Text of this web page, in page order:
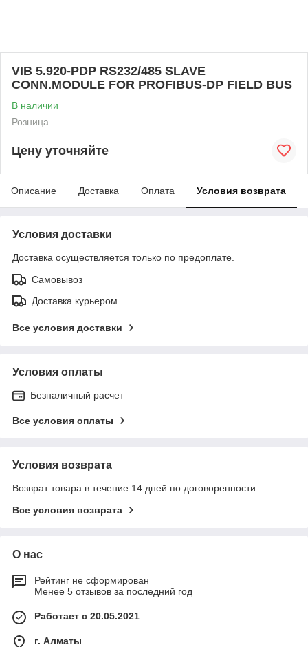
VIB 5.920-PDP RS232/485 SLAVE
CONN.MODULE FOR PROFIBUS-DP FIELD BUS
В наличии
Розница
Цену уточняйте
Описание Доставка Оплата Условия возврата
Условия доставки
Доставка осуществляется только по предоплате.
Самовывоз
Доставка курьером
Все условия доставки
Условия оплаты
Безналичный расчет
Все условия оплаты
Условия возврата
Возврат товара в течение 14 дней по договоренности
Все условия возврата
О нас
Рейтинг не сформирован
Менее 5 отзывов за последний год
Работает с 20.05.2021
г. Алматы